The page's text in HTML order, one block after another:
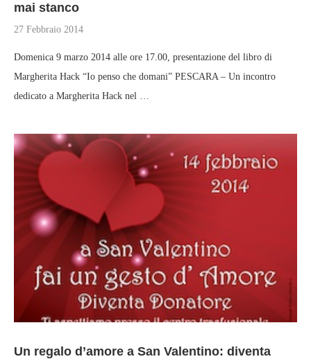
mai stanco
27 Febbraio 2014
Domenica 9 marzo 2014 alle ore 17.00, presentazione del libro di
Margherita Hack “Io penso che domani” PESCARA – Un incontro
dedicato a Margherita Hack nel …
Un regalo d’amore a San Valentino: diventa